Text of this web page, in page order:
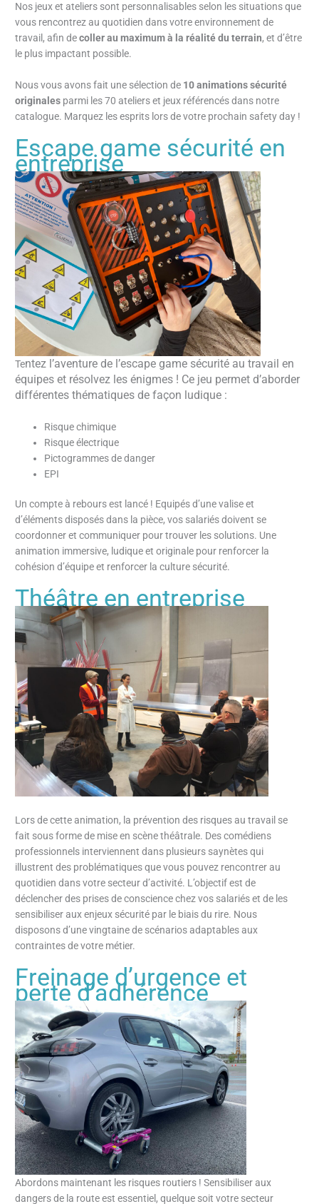
Nos jeux et ateliers sont personnalisables selon les situations que
vous rencontrez au quotidien dans votre environnement de
travail, afin decoller au maximum à la réalité du terrain, et d’être
le plus impactant possible.
Nous vous avons fait une sélection de 10 animations sécurité
originales parmi les 70 ateliers et jeux référencés dans notre
catalogue. Marquez les esprits lors de votre prochain safety day !
Escape game sécurité en
entreprise
Tentez l’aventure de l’escape game sécurité au travail en
équipes et résolvez les énigmes ! Ce jeu permet d’aborder
différentes thématiques de façon ludique :
Risque chimique
Risque électrique
Pictogrammes de danger
EPI
Un compte à rebours est lancé ! Equipés d’une valise et
d’éléments disposés dans la pièce, vos salariés doivent se
coordonner et communiquer pour trouver les solutions. Une
animation immersive, ludique et originale pour renforcer la
cohésion d’équipe et renforcer la culture sécurité.
Théâtre en entreprise
Lors de cette animation, la prévention des risques au travail se
fait sous forme de mise en scène théâtrale. Des comédiens
professionnels interviennent dans plusieurs saynètes qui
illustrent des problématiques que vous pouvez rencontrer au
quotidien dans votre secteur d’activité. L’objectif est de
déclencher des prises de conscience chez vos salariés et de les
sensibiliser aux enjeux sécurité par le biais du rire. Nous
disposons d’une vingtaine de scénarios adaptables aux
contraintes de votre métier.
Freinage d’urgence et
perte d’adhérence
Abordons maintenant les risques routiers ! Sensibiliser aux
dangers de la route est essentiel, quelque soit votre secteur